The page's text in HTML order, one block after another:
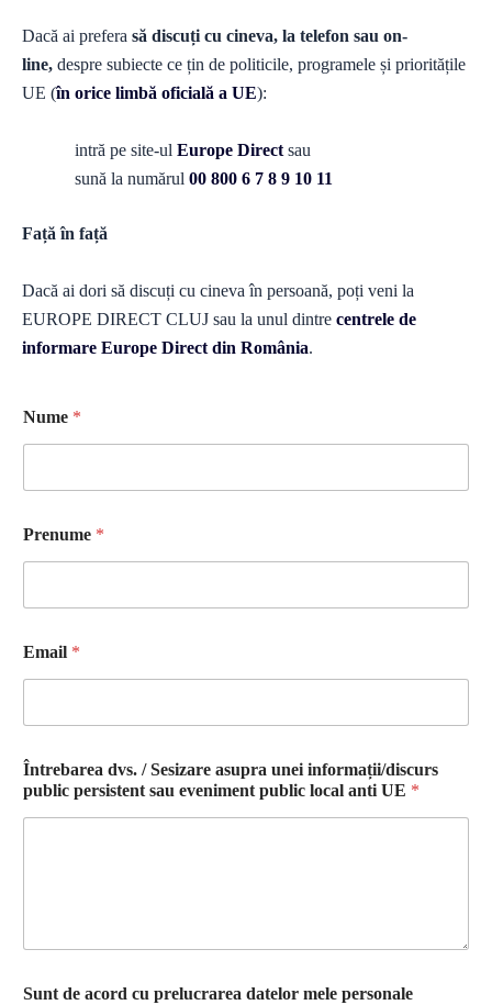
Dacă ai prefera să discuți cu cineva, la telefon sau on-
line, despre subiecte ce țin de politicile, programele și prioritățile
UE (în orice limbă oficială a UE):
intră pe site-ul Europe Direct sau
sună la numărul 00 800 6 7 8 9 10 11
Față în față
Dacă ai dori să discuți cu cineva în persoană, poți veni la
EUROPE DIRECT CLUJ sau la unul dintre centrele de
informare Europe Direct din România.
Nume *
Prenume *
Email *
Întrebarea dvs. / Sesizare asupra unei informații/discurs
public persistent sau eveniment public local anti UE *
Sunt de acord cu prelucrarea datelor mele personale